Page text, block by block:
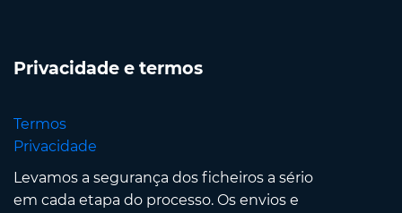
Privacidade e termos
Termos
Privacidade
Levamos a segurança dos ficheiros a sério
em cada etapa do processo. Os envios e